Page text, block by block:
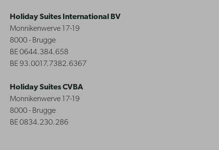
Holiday Suites International BV
Monnikenwerve 17-19
8000 - Brugge
BE 0644.384.658
BE 93.0017.7382.6367
Holiday Suites CVBA
Monnikenwerve 17-19
8000 - Brugge
BE 0834.230.286